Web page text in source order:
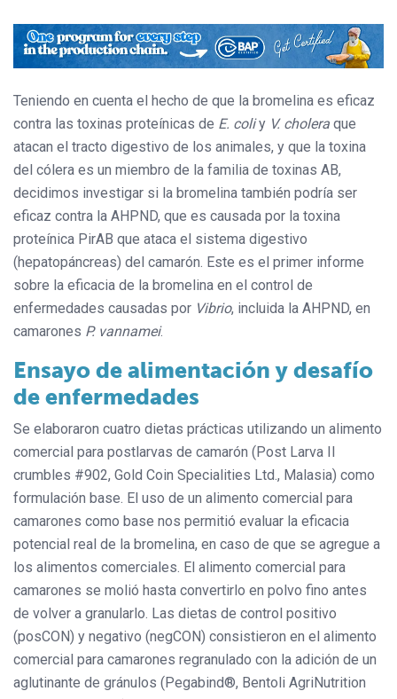
Teniendo en cuenta el hecho de que la bromelina es eficaz
contra las toxinas proteínicas de E. coliy V. cholera que
atacan el tracto digestivo de los animales, y que la toxina
del cólera es un miembro de la familia de toxinas AB,
decidimos investigar si la bromelina también podría ser
eficaz contra la AHPND, que es causada por la toxina
proteínica PirAB que ataca el sistema digestivo
(hepatopáncreas) del camarón. Este es el primer informe
sobre la eficacia de la bromelina en el control de
enfermedades causadas por Vibrio, incluida la AHPND, en
camarones P. vannamei.
Ensayo de alimentación y desafío
de enfermedades
Se elaboraron cuatro dietas prácticas utilizando un alimento
comercial para postlarvas de camarón (Post Larva II
crumbles #902, Gold Coin Specialities Ltd., Malasia) como
formulación base. El uso de un alimento comercial para
camarones como base nos permitió evaluar la eficacia
potencial real de la bromelina, en caso de que se agregue a
los alimentos comerciales. El alimento comercial para
camarones se molió hasta convertirlo en polvo fino antes
de volver a granularlo. Las dietas de control positivo
(posCON) y negativo (negCON) consistieron en el alimento
comercial para camarones regranulado con la adición de un
aglutinante de gránulos (Pegabind®, Bentoli AgriNutrition